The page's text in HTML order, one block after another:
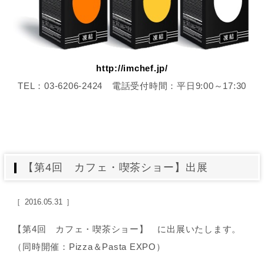
http://imchef.jp/
TEL：03-6206-2424 電話受付時間：平日9:00～17:30
【第4回 カフェ・喫茶ショー】出展
2016.05.31
【第4回 カフェ・喫茶ショー】 に出展いたします。
（同時開催：Pizza＆Pasta EXPO）